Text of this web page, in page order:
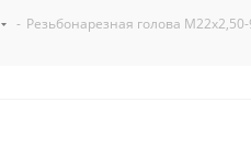
- Резьбонарезная голова М22x2,50-